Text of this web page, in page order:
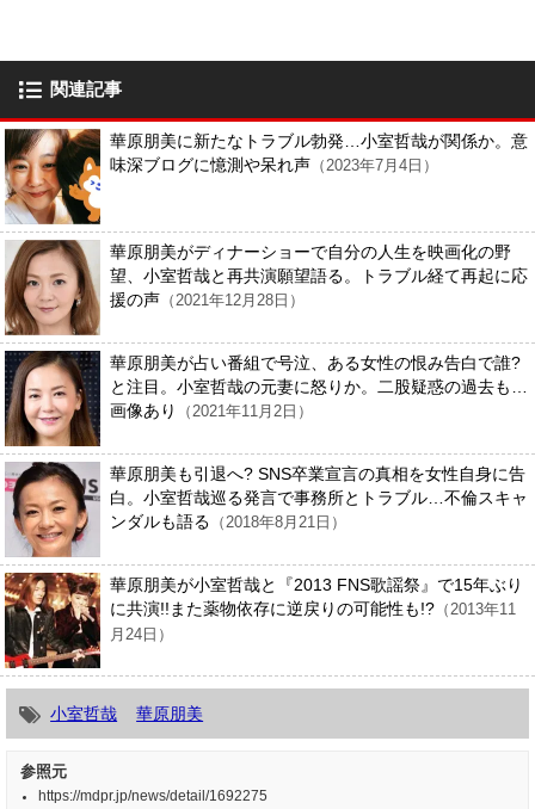
関連記事
華原朋美に新たなトラブル勃発…小室哲哉が関係か。意
味深ブログに憶測や呆れ声 （2023年7月4日）
華原朋美がディナーショーで自分の人生を映画化の野
望、小室哲哉と再共演願望語る。トラブル経て再起に応
援の声 （2021年12月28日）
華原朋美が占い番組で号泣、ある女性の恨み告白で誰?
と注目。小室哲哉の元妻に怒りか。二股疑惑の過去も…
画像あり
（2021年11月2日）
華原朋美も引退へ? SNS卒業宣言の真相を女性自身に告
白。小室哲哉巡る発言で事務所とトラブル…不倫スキャ
ンダルも語る （2018年8月21日）
華原朋美が小室哲哉と『2013 FNS歌謡祭』で15年ぶり
に共演!!また薬物依存に逆戻りの可能性も!? （2013年11
月24日）
小室哲哉 華原朋美
参照元
https://mdpr.jp/news/detail/1692275